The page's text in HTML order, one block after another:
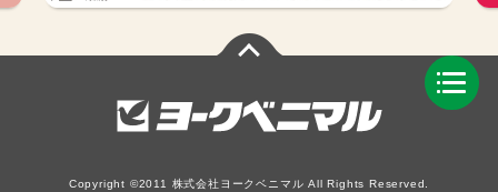
Copyright ©2011 株式会社ヨークベニマル All Rights Reserved.